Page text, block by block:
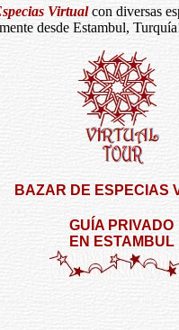
Virtualcon diversas
desde Estambul,
BAZAR DE ESPECIAS
GUÍA PRIVADO
EN ESTAMBUL